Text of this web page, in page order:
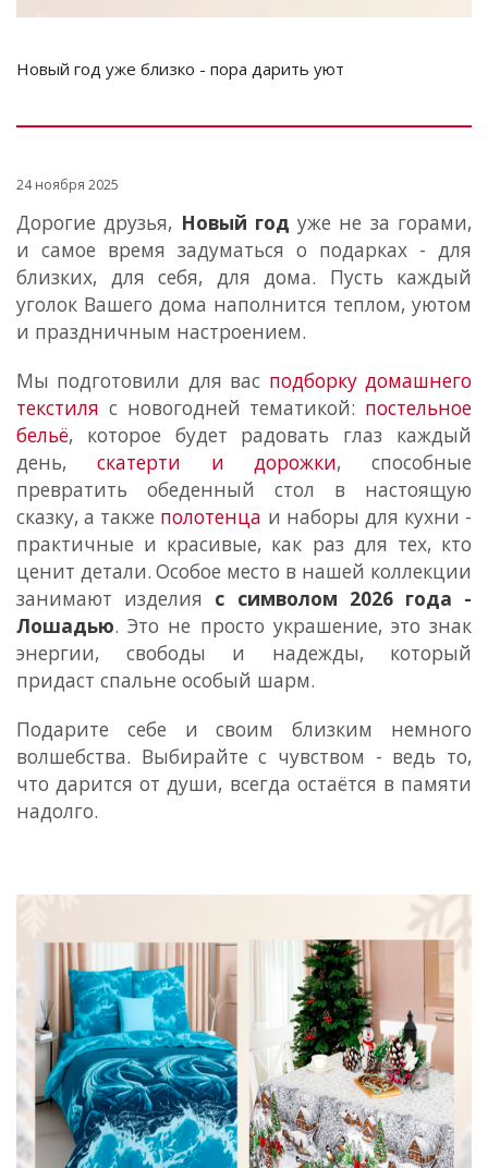
Новый год уже близко - пора дарить уют
24 ноября 2025
Дорогие друзья, Новый год уже не за горами,
и самое время задуматься о подарках - для
близких, для себя, для дома. Пусть каждый
уголок Вашего дома наполнится теплом, уютом
и праздничным настроением.
Мы подготовили для вас подборку домашнего
текстиля с новогодней тематикой: постельное
бельё, которое будет радовать глаз каждый
день, скатерти и дорожки, способные
превратить обеденный стол в настоящую
сказку, а также полотенца и наборы для кухни -
практичные и красивые, как раз для тех, кто
ценит детали. Особое место в нашей коллекции
занимают изделия с символом 2026 года -
Лошадью. Это не просто украшение, это знак
энергии, свободы и надежды, который
придаст спальне особый шарм.
Подарите себе и своим близким немного
волшебства. Выбирайте с чувством - ведь то,
что дарится от души, всегда остаётся в памяти
надолго.